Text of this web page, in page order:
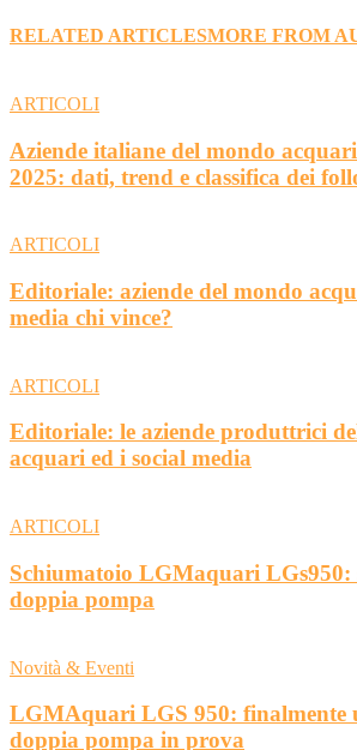
RELATED ARTICLESMORE FROM
ARTICOLI
Aziende italiane del mondo
2025: dati, trend e classifica dei
ARTICOLI
Editoriale: aziende del mondo
media chi vince?
ARTICOLI
Editoriale: le aziende produttrici
acquari ed i social media
ARTICOLI
Schiumatoio LGMaquari LGs950:
doppia pompa
Novità & Eventi
LGMAquari LGS 950: finalmente
doppia pompa in prova